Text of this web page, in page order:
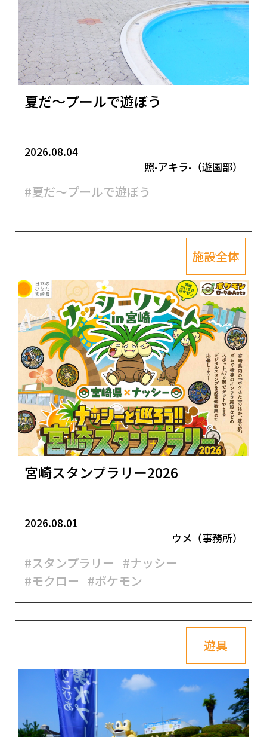
夏だ～プールで遊ぼう
2026.08.04
照-アキラ-（遊園部）
#夏だ～プールで遊ぼう
施設全体
宮崎スタンプラリー2026
2026.08.01
ウメ（事務所）
#スタンプラリー #ナッシー
#モクロー #ポケモン
遊具